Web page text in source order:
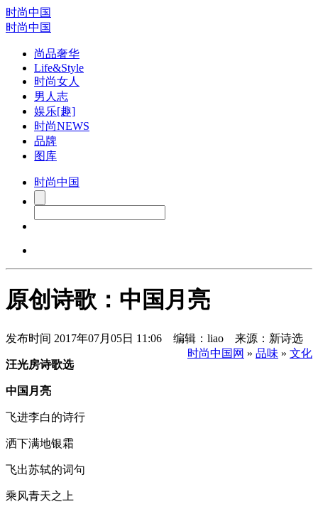
时尚中国
时尚中国
尚品奢华
Life&Style
时尚女人
男人志
娱乐[趣]
时尚NEWS
品牌
图库
时尚中国
原创诗歌：中国月亮
发布时间 2017年07月05日 11:06 编辑：liao 来源：新诗选
时尚中国网 » 品味 » 文化
汪光房诗歌选
中国月亮
飞进李白的诗行
洒下满地银霜
飞出苏轼的词句
乘风青天之上